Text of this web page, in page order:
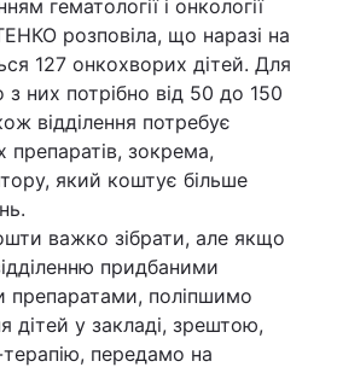
гематології і онкології
розповіла, що наразі на
127 онкохворих дітей. Для
з них потрібно від 50 до 150
відділення потребує
зокрема,
який коштує більше
важко зібрати, але якщо
придбаними
препаратами, поліпшимо
дітей у закладі, зрештою,
передамо на